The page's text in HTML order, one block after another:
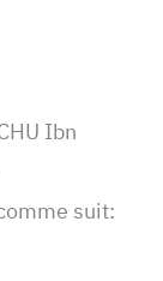
Ibn
suit: